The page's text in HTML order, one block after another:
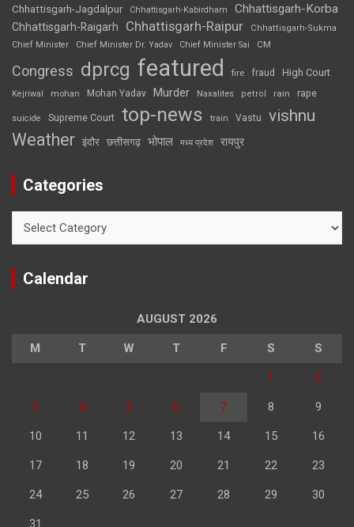
Chhattisgarh-Jagdalpur Chhattisgarh-Kabirdham Chhattisgarh-Korba
Chhattisgarh-Raigarh Chhattisgarh-Raipur
Chhattisgarh-Sukma
Chief Minister
Chief Minister Dr. Yadav Chief Minister Sai CM
Congress dprcg featured fire fraud High Court
Kejriwal mohan Mohan Yadav Murder Naxalites petrol rain rape
suicide Supreme Court top-news train Vastu vishnu
Weather इंदौर छत्तीसगढ़ भोपाल मध्य प्रदेश रायपुर
Categories
Calendar
AUGUST 2026
M T W T F S S
1 2
3 4 5 6 7 8 9
10 11 12 13 14 15 16
17 18 19 20 21 22 23
24 25 26 27 28 29 30
31